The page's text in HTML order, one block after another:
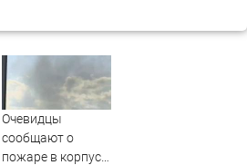
Очевидцы
сообщают о
пожаре в корпусе